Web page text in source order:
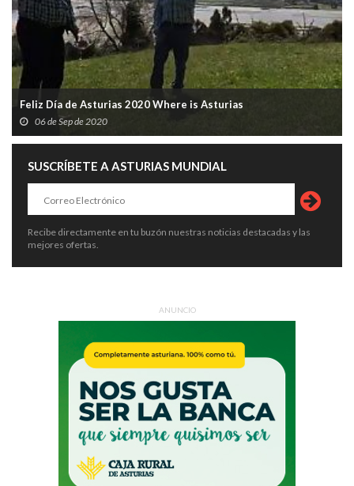
Feliz Día de Asturias 2020 Where is Asturias
06 de Sep de 2020
SUSCRÍBETE A ASTURIAS MUNDIAL
Recibe directamente en tu buzón nuestras noticias destacadas y las
mejores ofertas.
ANUNCIO